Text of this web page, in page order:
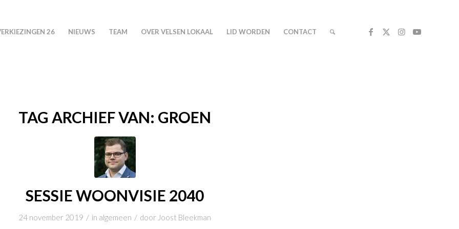
26 NIEUWS TEAM OVER VELSEN LOKAAL LID WORDEN CONTACT
TAG ARCHIEF VAN: GROEN
SESSIE WOONVISIE 2040
24 november 2019 / in algemeen / door Joost Bleekman